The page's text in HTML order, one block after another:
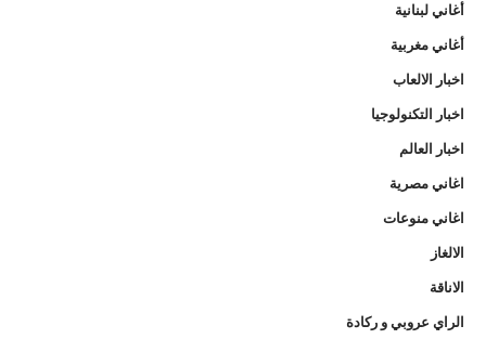
أغاني لبنانية
أغاني مغربية
اخبار الالعاب
اخبار التكنولوجيا
اخبار العالم
اغاني مصرية
اغاني منوعات
الالغاز
الاناقة
الراي عروبي و ركادة